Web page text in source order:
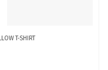
T-SHIRT